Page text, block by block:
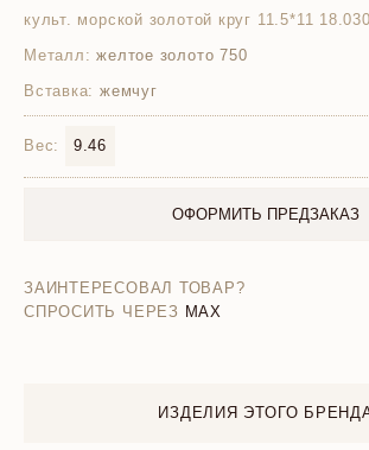
культ. морской золотой круг 11.5*11
Металл: желтое золото 750
Вставка: жемчуг
Вес: 9.46
ОФОРМИТЬ ПРЕДЗАКАЗ
ЗАИНТЕРЕСОВАЛ ТОВАР?
СПРОСИТЬ ЧЕРЕЗ MAX
ИЗДЕЛИЯ ЭТОГО